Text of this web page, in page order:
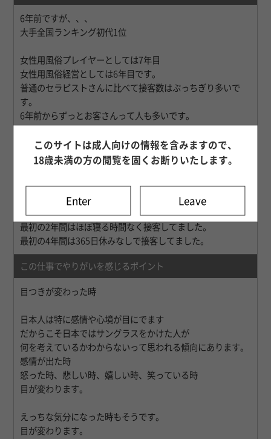
6年前ですが、、、
大手全国ランキング初代1位
女性用風俗プレイヤーとしては7年目
女性用風俗経営としては6年目です。
普通のセラピストさんに比べて接客数はぶっちぎり多いで
す。
6年前からずっとお客さんって人も多いです。
これは経験しないとわからないですが
教育をしながらプレイヤーをする期間が長い方が自身も勉強
より濃い期間を過ごしたと思っています。
女性用風俗を始めて
最初の2年間はほぼ寝る時間なく接客してました。
最初の4年間は365日休みなしで接客してました。
この仕事でやりがいを感じるポイント
目つきが変わった時
日本人は特に感情や心境が目にでます
だからこそ日本ではサングラスをかけた人が
何を考えているかわからないって思われる傾向にあります。
感情が出た時
怒った時、悲しい時、嬉しい時、笑っている時
目が変わります。
えっちな気分になった時もそうです。
目が変わります。
このサイトは成人向けの情報を含みますので、
18歳未満の方の閲覧を固くお断りいたします。
Enter Leave